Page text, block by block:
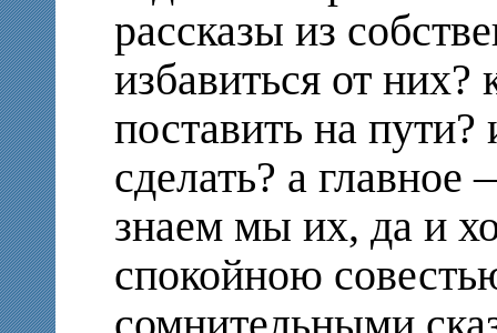
рассказы из
избавиться от них?
поставить на
сделать? а
знаем мы их, да и
спокойною